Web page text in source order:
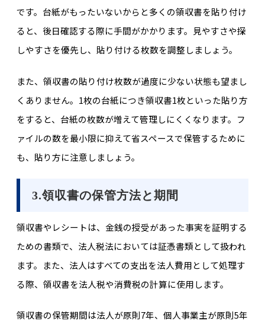
です。台紙がもったいないからと多くの領収書を貼り付け
ると、後日確認する際に手間がかかります。見やすさや探
しやすさを優先し、貼り付ける枚数を調整しましょう。
また、領収書の貼り付け枚数が過度に少ない状態も望まし
くありません。1枚の台紙につき領収書1枚といった貼り方
をすると、台紙の枚数が増えて管理しにくくなります。フ
ァイルの数を最小限に抑えて省スペースで保管するために
も、貼り方に注意しましょう。
3.領収書の保管方法と期間
領収書やレシートは、金銭の授受があった事実を証明する
ための書類で、法人税法においては証憑書類として扱われ
ます。また、法人はすべての支出を法人費用として処理す
る際、領収書を法人税や消費税の計算に使用します。
領収書の保管期間は法人が原則7年、個人事業主が原則5年